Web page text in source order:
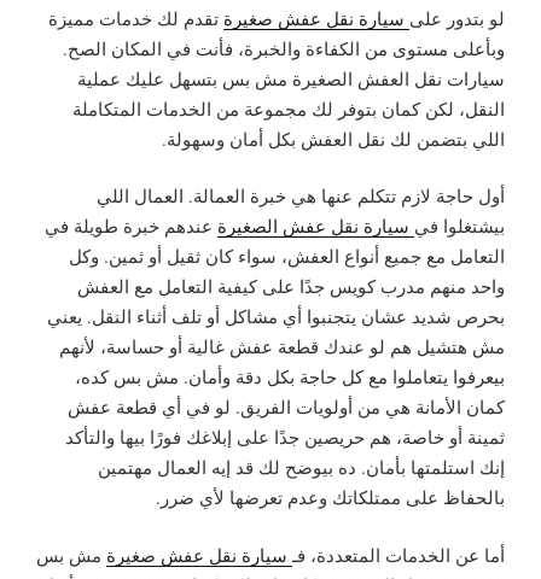
لو بتدور على سيارة نقل عفش صغيرة تقدم لك خدمات مميزة
وبأعلى مستوى من الكفاءة والخبرة، فأنت في المكان الصح.
سيارات نقل العفش الصغيرة مش بس بتسهل عليك عملية
النقل، لكن كمان بتوفر لك مجموعة من الخدمات المتكاملة
اللي بتضمن لك نقل العفش بكل أمان وسهولة.
أول حاجة لازم تتكلم عنها هي خبرة العمالة. العمال اللي
بيشتغلوا في سيارة نقل عفش الصغيرة عندهم خبرة طويلة في
التعامل مع جميع أنواع العفش، سواء كان ثقيل أو ثمين. وكل
واحد منهم مدرب كويس جدًا على كيفية التعامل مع العفش
بحرص شديد عشان يتجنبوا أي مشاكل أو تلف أثناء النقل. يعني
مش هتشيل هم لو عندك قطعة عفش غالية أو حساسة، لأنهم
بيعرفوا يتعاملوا مع كل حاجة بكل دقة وأمان. مش بس كده،
كمان الأمانة هي من أولويات الفريق. لو في أي قطعة عفش
ثمينة أو خاصة، هم حريصين جدًا على إبلاغك فورًا بيها والتأكد
إنك استلمتها بأمان. ده بيوضح لك قد إيه العمال مهتمين
بالحفاظ على ممتلكاتك وعدم تعرضها لأي ضرر.
أما عن الخدمات المتعددة، فـ سيارة نقل عفش صغيرة مش بس